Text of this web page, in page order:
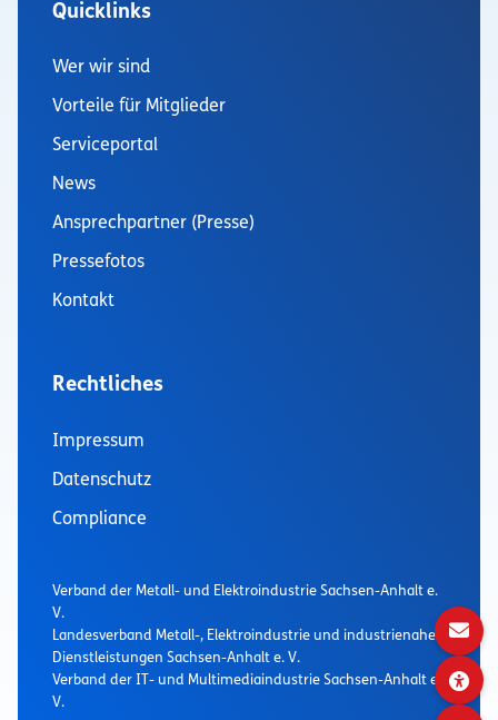
Quicklinks
Wer wir sind
Vorteile für Mitglieder
Serviceportal
News
Ansprechpartner (Presse)
Pressefotos
Kontakt
Rechtliches
Impressum
Datenschutz
Compliance
Verband der Metall- und Elektroindustrie Sachsen-Anhalt e.
V.
Landesverband Metall-, Elektroindustrie und industrienaher
Dienstleistungen Sachsen-Anhalt e. V.
Verband der IT- und Multimediaindustrie Sachsen-Anhalt e.
V.